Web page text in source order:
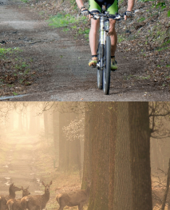
welkom in Hotel
(Algemene Duitse Fietsers
accommodatie. Dit
aan alle eisen voor